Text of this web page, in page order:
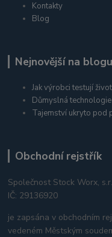
Kontakty
Blog
Nejnovější na blogu
Jak výrobci testují
Důmyslná
Tajemství ukryto pod
Obchodní rejstřík
Společnost Stock Worx,
IČ: 29136920
je zapsána v obchodním
vedeném Městským